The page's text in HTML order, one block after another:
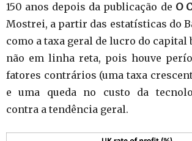
150 anos depois da publicação de O
Mostrei, a partir das estatísticas do
como a taxa geral de lucro do
não em linha reta, pois houve
fatores contrários (uma taxa
e uma queda no custo da
contra a tendência geral.